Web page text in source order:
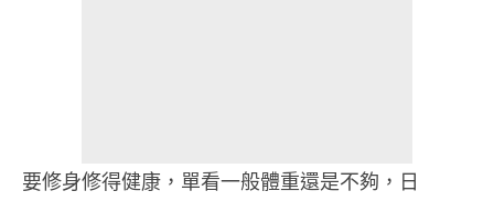
要修身修得健康，單看一般體重還是不夠，日